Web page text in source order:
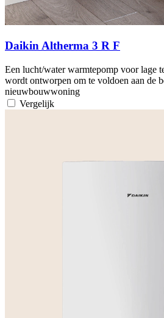
Daikin Altherma 3 R F
Een lucht/water warmtepomp voor lage
wordt ontworpen om te voldoen aan de
nieuwbouwwoning
Vergelijk